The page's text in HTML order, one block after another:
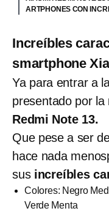
ARTPHONES CON
Increíbles
smartphone
Ya para entrar a
presentado por
Redmi Note 13.
Que pese a ser
hace nada
sus increíbles
Colores: Negro
Verde Menta